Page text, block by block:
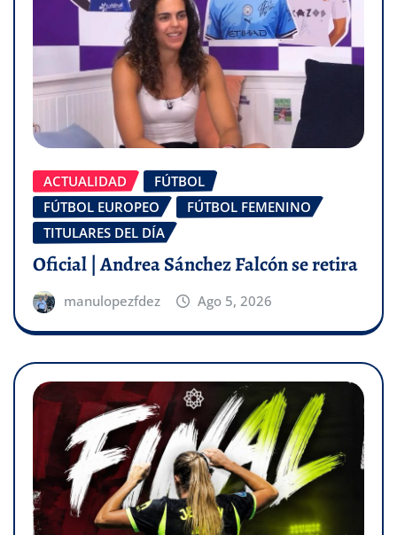
ACTUALIDAD
FÚTBOL
FÚTBOL EUROPEO
FÚTBOL FEMENINO
TITULARES DEL DÍA
Oficial | Andrea Sánchez Falcón se retira
manulopezfdez Ago 5, 2026